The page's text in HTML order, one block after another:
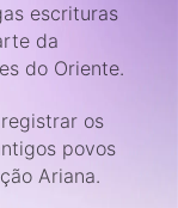
escrituras
da
do Oriente.
os
povos
Ariana.